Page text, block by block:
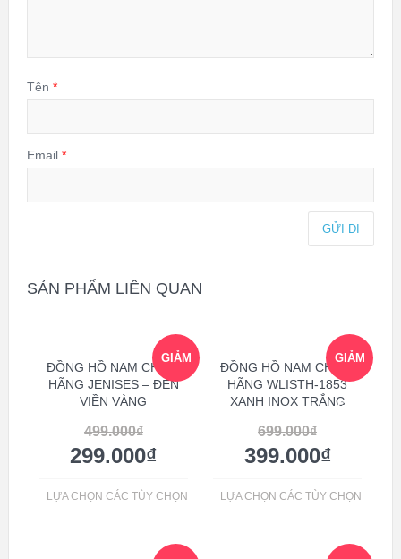
Tên *
Email *
SẢN PHẨM LIÊN QUAN
GIẢM
ĐỒNG HỒ NAM CHÍNH
HÃNG JENISES – ĐEN
VIỀN VÀNG
499.000₫
299.000₫
LỰA CHỌN CÁC TÙY CHỌN
GIẢM
GIÁ!
ĐỒNG HỒ NAM CHÍNH
HÃNG WLISTH-1853
XANH INOX TRẮNG
699.000₫
399.000₫
LỰA CHỌN CÁC TÙY CHỌN